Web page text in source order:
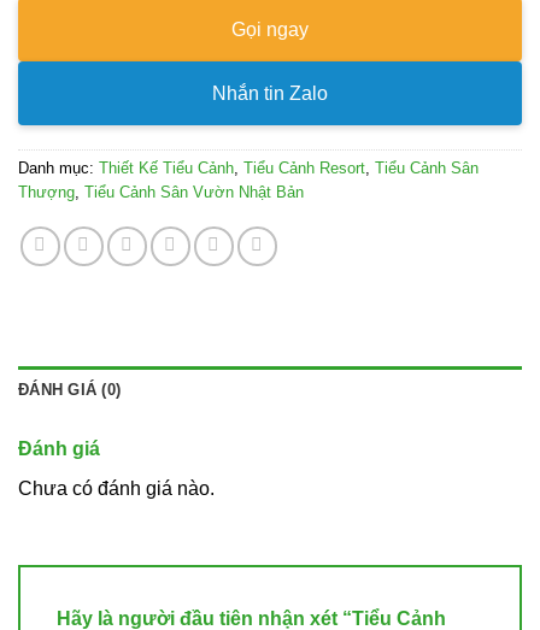
Gọi ngay
Nhắn tin Zalo
Danh mục: Thiết Kế Tiểu Cảnh, Tiểu Cảnh Resort, Tiểu Cảnh Sân
Thượng, Tiểu Cảnh Sân Vườn Nhật Bản
ĐÁNH GIÁ (0)
Đánh giá
Chưa có đánh giá nào.
Hãy là người đầu tiên nhận xét “Tiểu Cảnh